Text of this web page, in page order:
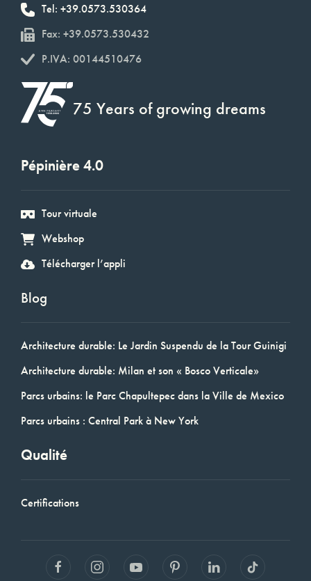
Tel: +39.0573.530364
Fax: +39.0573.530432
P.IVA: 00144510476
75 Years of growing dreams
Pépinière 4.0
Tour virtuale
Webshop
Télécharger l’appli
Blog
Architecture durable: Le Jardin Suspendu de la Tour Guinigi
Architecture durable: Milan et son « Bosco Verticale»
Parcs urbains: le Parc Chapultepec dans la Ville de Mexico
Parcs urbains : Central Park à New York
Qualité
Certifications